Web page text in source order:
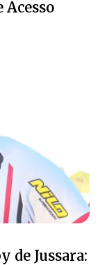
de Jussara: